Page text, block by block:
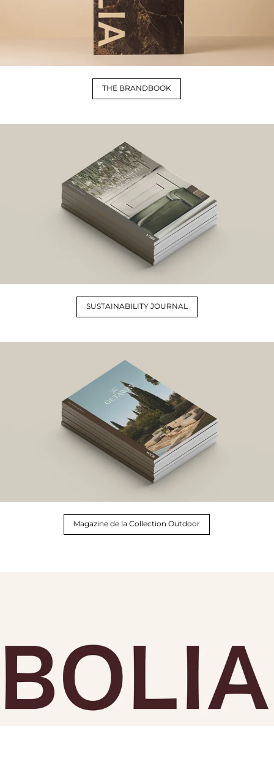
THE BRANDBOOK
SUSTAINABILITY JOURNAL
Magazine de la Collection Outdoor